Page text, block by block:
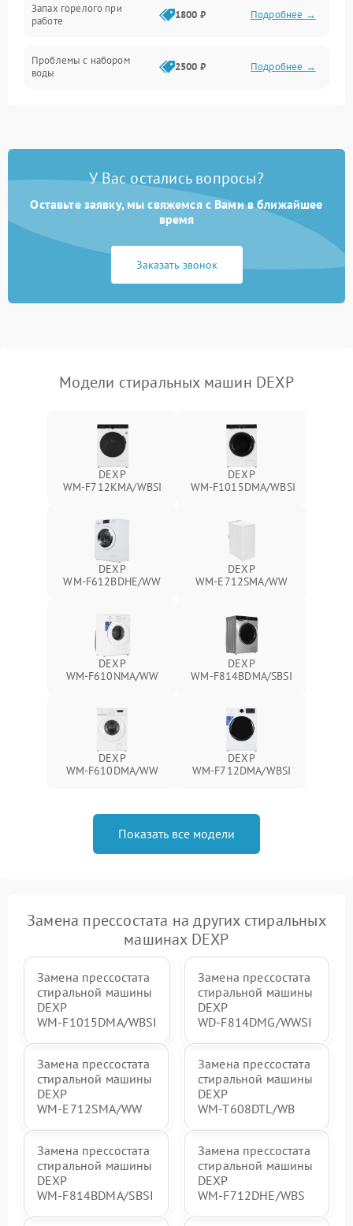
Запах горелого при
работе
1800 ₽ Подробнее →
Проблемы с набором
воды
2500 ₽ Подробнее →
Замена платы управления 2200 ₽ Подробнее →
У Вас остались вопросы?
Оставьте заявку, мы свяжемся с Вами в ближайшее
время
Заказать звонок
Модели стиральных машин DEXP
DEXP
WM‑F712KMA/WBSI
DEXP
WM‑F1015DMA/WBSI
DEXP
WM‑F612BDHE/WW
DEXP
WM‑E712SMA/WW
DEXP
WM‑F610NMA/WW
DEXP
WM‑F814BDMA/SBSI
DEXP
WM‑F610DMA/WW
DEXP
WM‑F712DMA/WBSI
Показать все модели
Замена прессостата на других стиральных
машинах DEXP
Замена прессостата
стиральной машины
DEXP
WM‑F1015DMA/WBSI
Замена прессостата
стиральной машины
DEXP
WD‑F814DMG/WWSI
Замена прессостата
стиральной машины
DEXP
WM‑E712SMA/WW
Замена прессостата
стиральной машины
DEXP
WM‑T608DTL/WB
Замена прессостата
стиральной машины
DEXP
WM‑F814BDMA/SBSI
Замена прессостата
стиральной машины
DEXP
WM‑F712DHE/WBS